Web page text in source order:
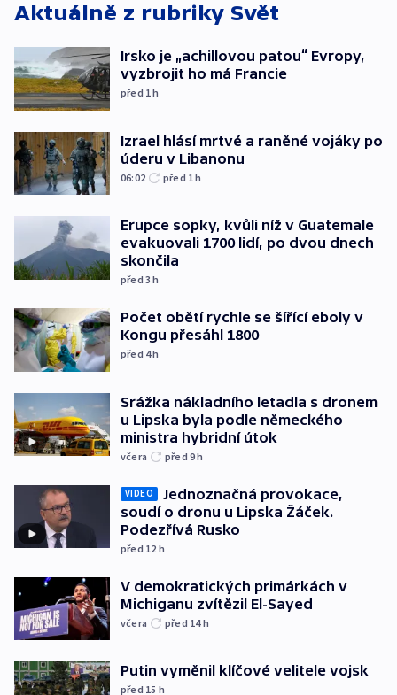
Aktuálně z rubriky Svět
Irsko je „achillovou patou“ Evropy,
vyzbrojit ho má Francie
před 1h
Izrael hlásí mrtvé a raněné vojáky po
úderu v Libanonu
06:02 před 1h
Erupce sopky, kvůli níž v Guatemale
evakuovali 1700 lidí, po dvou dnech
skončila
před 3h
Počet obětí rychle se šířící eboly v
Kongu přesáhl 1800
před 4h
Srážka nákladního letadla s dronem
u Lipska byla podle německého
ministra hybridní útok
včera před 9h
VIDEO
Jednoznačná provokace,
soudí o dronu u Lipska Žáček.
Podezřívá Rusko
před 12 h
V demokratických primárkách v
Michiganu zvítězil El-Sayed
včera před 14h
Putin vyměnil klíčové velitele vojsk
před 15 h